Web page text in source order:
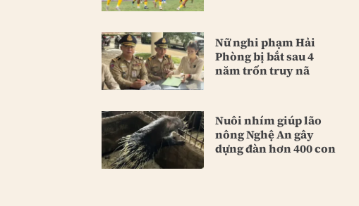
Nữ nghi phạm Hải
Phòng bị bắt sau 4
năm trốn truy nã
Nuôi nhím giúp lão
nông Nghệ An gây
dựng đàn hơn 400 con